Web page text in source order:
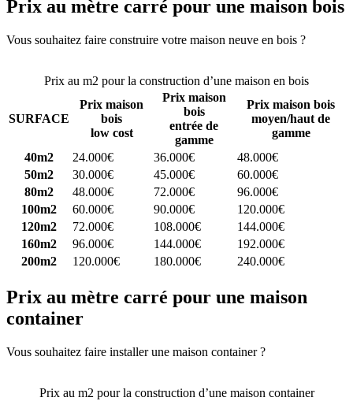
Prix au mètre carré pour une maison bois
Vous souhaitez faire construire votre maison neuve en bois ?
Prix au m2 pour la construction d’une maison en bois
SURFACE
Prix maison
bois
low cost
Prix maison
bois
entrée de
gamme
Prix maison bois
moyen/haut de
gamme
40m2
24.000€ 36.000€
48.000€
50m2
30.000€ 45.000€
60.000€
80m2
48.000€ 72.000€
96.000€
100m2
60.000€ 90.000€
120.000€
120m2
72.000€ 108.000€
144.000€
160m2
96.000€ 144.000€
192.000€
200m2
120.000€ 180.000€ 240.000€
Prix au mètre carré pour une maison
container
Vous souhaitez faire installer une maison container ?
Prix au m2 pour la construction d’une maison container